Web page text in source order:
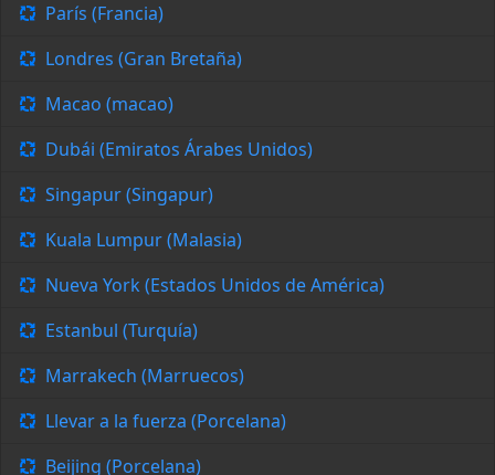
París (Francia)
Londres (Gran Bretaña)
Macao (macao)
Dubái (Emiratos Árabes Unidos)
Singapur (Singapur)
Kuala Lumpur (Malasia)
Nueva York (Estados Unidos de América)
Estanbul (Turquía)
Marrakech (Marruecos)
Llevar a la fuerza (Porcelana)
Beijing (Porcelana)